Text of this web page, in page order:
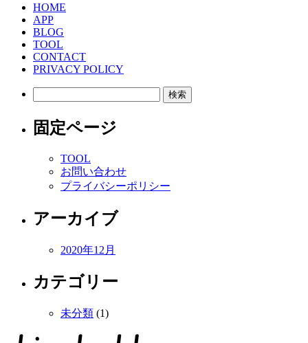
HOME
APP
BLOG
TOOL
CONTACT
PRIVACY POLICY
固定ページ
TOOL
お問い合わせ
プライバシーポリシー
アーカイブ
2020年12月
カテゴリー
未分類 (1)